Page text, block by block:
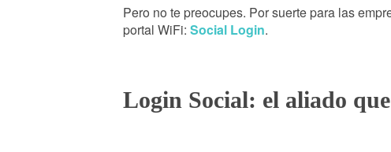
Pero no te preocupes. Por suerte para las
portal WiFi: Social Login.
Login Social: el aliado